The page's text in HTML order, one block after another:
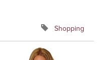
Shopping